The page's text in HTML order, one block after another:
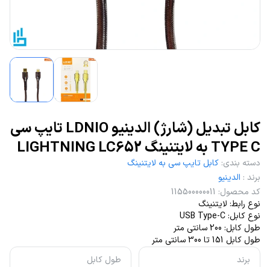
کابل تبدیل (شارژ) الدینیو LDNIO تایپ سی
TYPE C به لایتنینگ LIGHTNING LC652
برند
طول کابل
دسته بندی: کابل تایپ سی به لایتنینگ
برند : الدینیو
کد محصول:
115500000011
نوع رابط: لایتنینگ
نوع کابل: USB Type-C
طول کابل: 200 سانتی متر
طول کابل 151 تا 300 سانتی متر